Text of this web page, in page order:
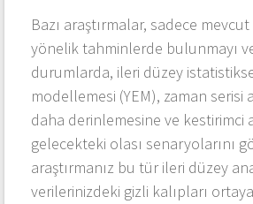
Bazı araştırmalar, sadece
yönelik tahminlerde bulunmayı
durumlarda, ileri düzey
modellemesi (YEM), zaman
daha derinlemesine ve kestirimci
gelecekteki olası senaryolarını
araştırmanız bu tür ileri düzey
verilerinizdeki gizli kalıpları